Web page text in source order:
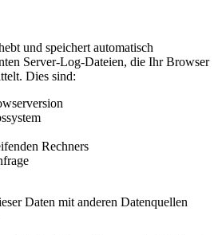
und speichert automatisch
Server-Log-Dateien, die Ihr Browser
Dies sind:
Rechners
Daten mit anderen Datenquellen